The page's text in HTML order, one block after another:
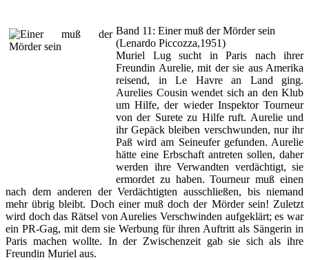
Band 11: Einer muß der Mörder sein
(Lenardo Piccozza,1951)
Muriel Lug sucht in Paris nach ihrer
Freundin Aurelie, mit der sie aus Amerika
reisend, in Le Havre an Land ging.
Aurelies Cousin wendet sich an den Klub
um Hilfe, der wieder Inspektor Tourneur
von der Surete zu Hilfe ruft. Aurelie und
ihr Gepäck bleiben verschwunden, nur ihr
Paß wird am Seineufer gefunden. Aurelie
hätte eine Erbschaft antreten sollen, daher
werden ihre Verwandten verdächtigt, sie
ermordet zu haben. Tourneur muß einen
nach dem anderen der Verdächtigten ausschließen, bis niemand
mehr übrig bleibt. Doch einer muß doch der Mörder sein! Zuletzt
wird doch das Rätsel von Aurelies Verschwinden aufgeklärt; es war
ein PR-Gag, mit dem sie Werbung für ihren Auftritt als Sängerin in
Paris machen wollte. In der Zwischenzeit gab sie sich als ihre
Freundin Muriel aus.